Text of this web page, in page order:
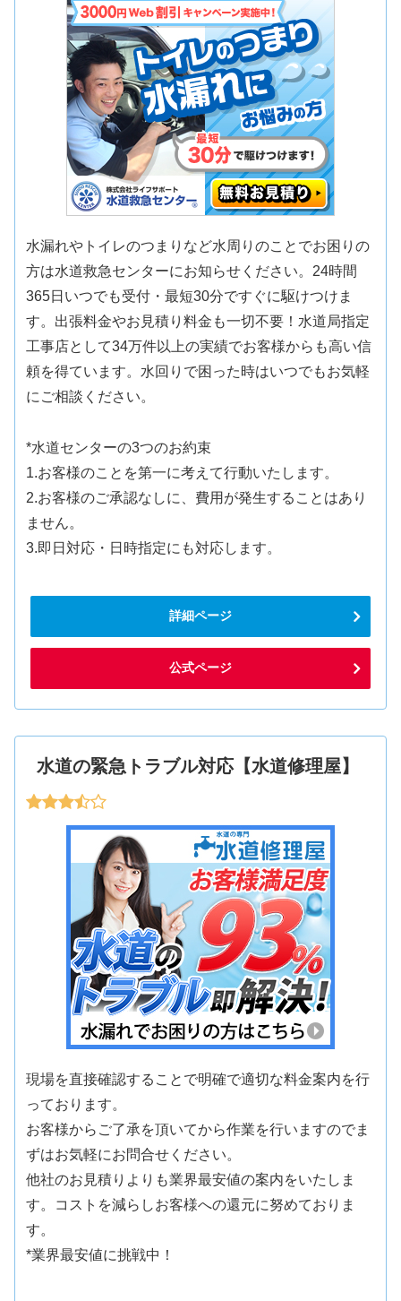
水漏れやトイレのつまりなど水周りのことでお困りの
方は水道救急センターにお知らせください。24時間
365日いつでも受付・最短30分ですぐに駆けつけま
す。出張料金やお見積り料金も一切不要！水道局指定
工事店として34万件以上の実績でお客様からも高い信
頼を得ています。水回りで困った時はいつでもお気軽
にご相談ください。
*水道センターの3つのお約束
1.お客様のことを第一に考えて行動いたします。
2.お客様のご承認なしに、費用が発生することはあり
ません。
3.即日対応・日時指定にも対応します。
詳細ページ
公式ページ
水道の緊急トラブル対応【水道修理屋】
現場を直接確認することで明確で適切な料金案内を行
っております。
お客様からご了承を頂いてから作業を行いますのでま
ずはお気軽にお問合せください。
他社のお見積りよりも業界最安値の案内をいたしま
す。コストを減らしお客様への還元に努めておりま
す。
*業界最安値に挑戦中！